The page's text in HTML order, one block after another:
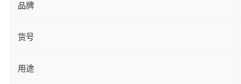
品牌
货号
用途